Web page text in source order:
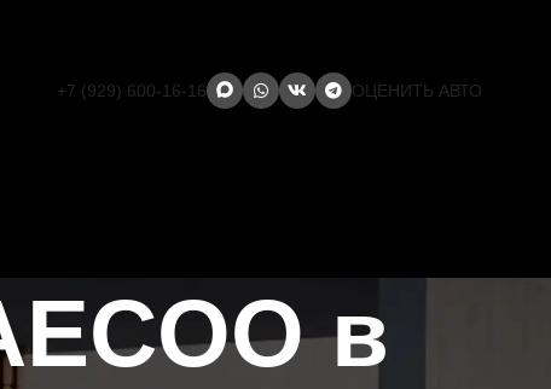
+7 (929) 600-16-16 ОЦЕНИТЬ АВТО
в